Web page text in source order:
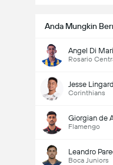
Anda Mungkin
Angel Di
Rosario
Jesse Lingard
Corinthians
Giorgian de
Flamengo
Leandro
Boca Juniors